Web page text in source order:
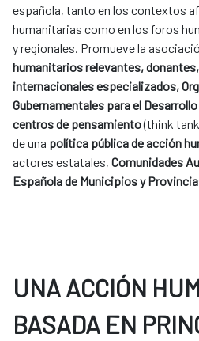
española, tanto en los contextos
humanitarias como en los foros
y regionales. Promueve la
humanitarios relevantes,
internacionales especializados,
Gubernamentales para el Desarrollo
centros de pensamiento(think
de una política pública de acción
actores estatales, Comunidades
Española de Municipios y
UNA ACCIÓN
BASADA EN